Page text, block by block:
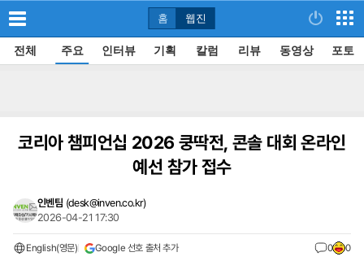
홈 웹진
전체 주요 인터뷰 기획 칼럼 리뷰 동영상 포토
코리아 챔피언십 2026 쿵딱전, 콘솔 대회 온라인
예선 참가 접수
인벤팀 (desk@inven.co.kr)
2026-04-21 17:30
English(영문) Google 선호 출처 추가 0 0